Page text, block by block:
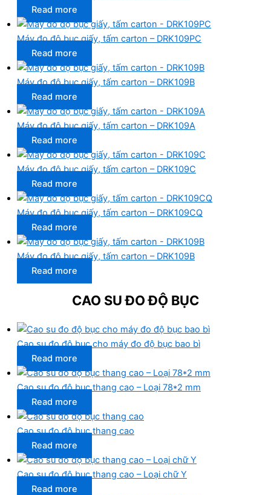
Read more
Máy đo độ bục giấy, tấm carton – DRK109PC
Read more
Máy đo độ bục giấy, tấm carton – DRK109B
Read more
Máy đo độ bục giấy, tấm carton – DRK109A
Read more
Máy đo độ bục giấy, tấm carton – DRK109C
Read more
Máy đo độ bục giấy, tấm carton – DRK109CQ
Read more
Máy đo độ bục giấy, tấm carton – DRK109B
Read more
CAO SU ĐO ĐỘ BỤC
Cao su đo độ bục cho máy đo độ bục bao bì
Read more
Cao su đo độ bục thang cao – Loại 78*2 mm
Read more
Cao su đo độ bục thang cao
Read more
Cao su đo độ bục thang cao – Loại chữ Y
Read more